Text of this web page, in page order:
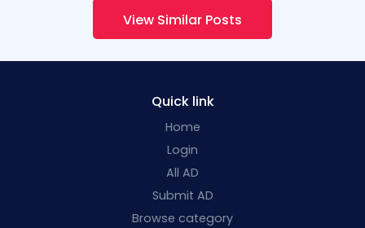
View Similar Posts
Quick link
Home
Login
All AD
Submit AD
Browse category